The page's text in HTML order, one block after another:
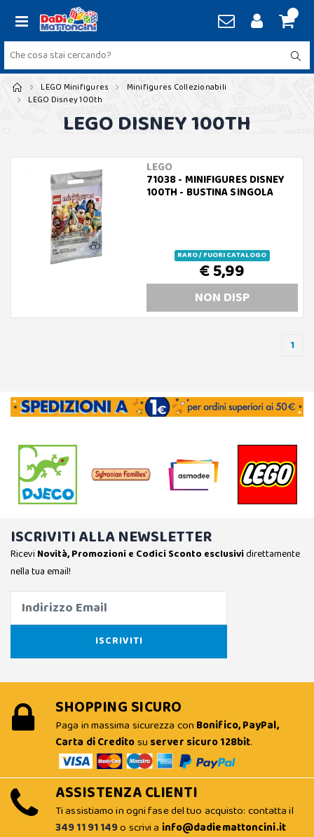
LEGO Minifigures
Minifigures Collezionabili
LEGO Disney 100th
LEGO DISNEY 100TH
LEGO
71038 - MINIFIGURES DISNEY
100TH - BUSTINA SINGOLA
RARO / FUORI CATALOGO
€ 5,99
NON DISP
1
ISCRIVITI ALLA NEWSLETTER
Ricevi Novità, Promozioni e Codici Sconto esclusividirettamente
nella tua email!
SHOPPING SICURO
Paga in massima sicurezza con Bonifico, PayPal,
Carta di Creditosu server sicuro 128bit.
ASSISTENZA CLIENTI
Ti assistiamo in ogni fase del tuo acquisto: contatta il
349 11 91 149o scrivi a info@dadiemattoncini.it